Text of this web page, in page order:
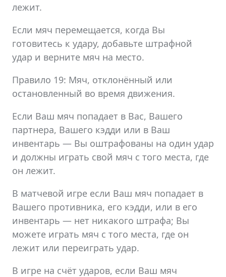
лежит.
Если мяч перемещается, когда Вы
готовитесь к удару, добавьте штрафной
удар и верните мяч на место.
Правило 19: Мяч, отклонённый или
остановленный во время движения.
Если Ваш мяч попадает в Вас, Вашего
партнера, Вашего кэдди или в Ваш
инвентарь — Вы оштрафованы на один удар
и должны играть свой мяч с того места, где
он лежит.
В матчевой игре если Ваш мяч попадает в
Вашего противника, его кэдди, или в его
инвентарь — нет никакого штрафа; Вы
можете играть мяч с того места, где он
лежит или переиграть удар.
В игре на счёт ударов, если Ваш мяч